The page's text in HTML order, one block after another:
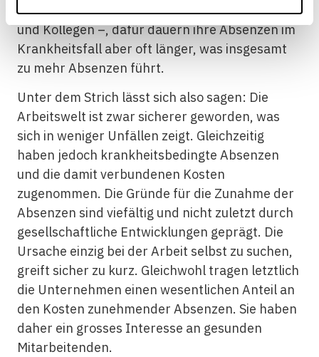
nur halb so häufig wie ihre jüngsten Kolleginnen
und Kollegen –, dafür dauern ihre Absenzen im
Krankheitsfall aber oft länger, was insgesamt
zu mehr Absenzen führt.
Unter dem Strich lässt sich also sagen: Die
Arbeitswelt ist zwar sicherer geworden, was
sich in weniger Unfällen zeigt. Gleichzeitig
haben jedoch krankheitsbedingte Absenzen
und die damit verbundenen Kosten
zugenommen. Die Gründe für die Zunahme der
Absenzen sind viefältig und nicht zuletzt durch
gesellschaftliche Entwicklungen geprägt. Die
Ursache einzig bei der Arbeit selbst zu suchen,
greift sicher zu kurz. Gleichwohl tragen letztlich
die Unternehmen einen wesentlichen Anteil an
den Kosten zunehmender Absenzen. Sie haben
daher ein grosses Interesse an gesunden
Mitarbeitenden.